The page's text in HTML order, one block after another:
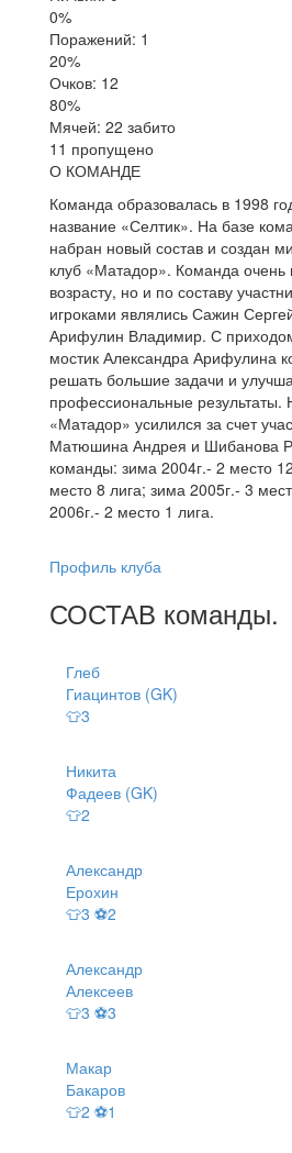
0%
Поражений: 1
20%
Очков: 12
80%
Мячей: 22 забито
11 пропущено
О КОМАНДЕ
Команда образовалась в 1998
название «Селтик». На базе
набран новый состав и создан
клуб «Матадор». Команда очень
возрасту, но и по составу
игроками являлись Сажин
Арифулин Владимир. С
мостик Александра Арифулина
решать большие задачи и
профессиональные результаты.
«Матадор» усилился за счет
Матюшина Андрея и Шибанова
команды: зима 2004г.- 2 место
место 8 лига; зима 2005г.- 3
2006г.- 2 место 1 лига.
Профиль клуба
СОСТАВ команды.
Глеб
Гиацинтов (GK)
👕3
Никита
Фадеев (GK)
👕2
Александр
Ерохин
👕3 ⚽2
Александр
Алексеев
👕3 ⚽3
Макар
Бакаров
👕2 ⚽1